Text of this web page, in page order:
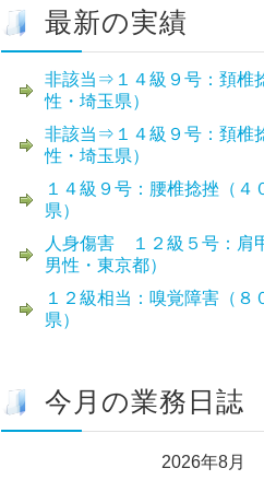
最新の実績
非該当⇒１４級９号：頚椎
性・埼玉県）
非該当⇒１４級９号：頚椎
性・埼玉県）
１４級９号：腰椎捻挫（４
県）
人身傷害 １２級５号：肩
男性・東京都）
１２級相当：嗅覚障害（８
県）
今月の業務日誌
2026年8月